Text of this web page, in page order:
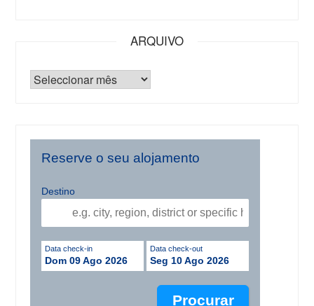
ARQUIVO
Reserve o seu alojamento
Destino
Data check-in
Dom 09 Ago 2026
Data check-out
Seg 10 Ago 2026